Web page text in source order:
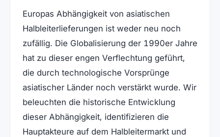
Europas Abhängigkeit von asiatischen
Halbleiterlieferungen ist weder neu noch
zufällig. Die Globalisierung der 1990er Jahre
hat zu dieser engen Verflechtung geführt,
die durch technologische Vorsprünge
asiatischer Länder noch verstärkt wurde. Wir
beleuchten die historische Entwicklung
dieser Abhängigkeit, identifizieren die
Hauptakteure auf dem Halbleitermarkt und